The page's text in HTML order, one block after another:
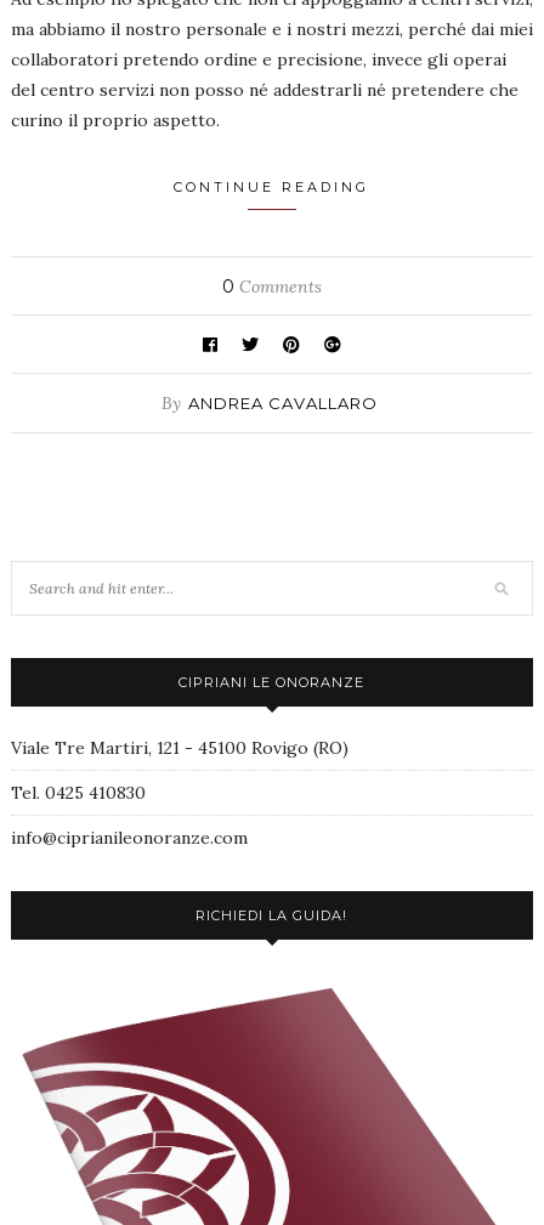
ma abbiamo il nostro personale e i nostri mezzi, perché dai miei
collaboratori pretendo ordine e precisione, invece gli operai
del centro servizi non posso né addestrarli né pretendere che
curino il proprio aspetto.
CONTINUE READING
0 Comments
By ANDREA CAVALLARO
CIPRIANI LE ONORANZE
Viale Tre Martiri, 121 - 45100 Rovigo (RO)
Tel. 0425 410830
info@ciprianileonoranze.com
RICHIEDI LA GUIDA!